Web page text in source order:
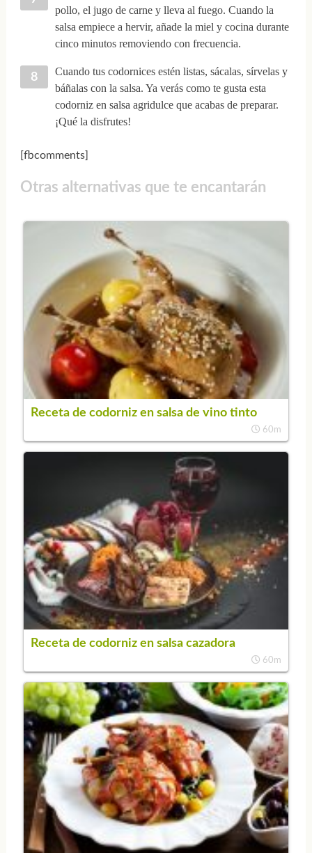
pollo, el jugo de carne y lleva al fuego. Cuando la
salsa empiece a hervir, añade la miel y cocina durante
cinco minutos removiendo con frecuencia.
Cuando tus codornices estén listas, sácalas, sírvelas y
báñalas con la salsa. Ya verás como te gusta esta
codorniz en salsa agridulce que acabas de preparar.
¡Qué la disfrutes!
[fbcomments]
Otras alternativas que te encantarán
Receta de codorniz en salsa de vino tinto
60m
Receta de codorniz en salsa cazadora
60m